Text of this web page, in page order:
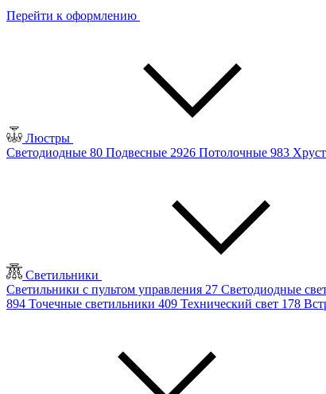
Перейти к оформлению
Люстры
Светодиодные 80 Подвесные 2926 Потолочные 983
Светильники
Светильники с пультом управления 27 Светодиодные
894 Точечные светильники 409 Технический свет 178